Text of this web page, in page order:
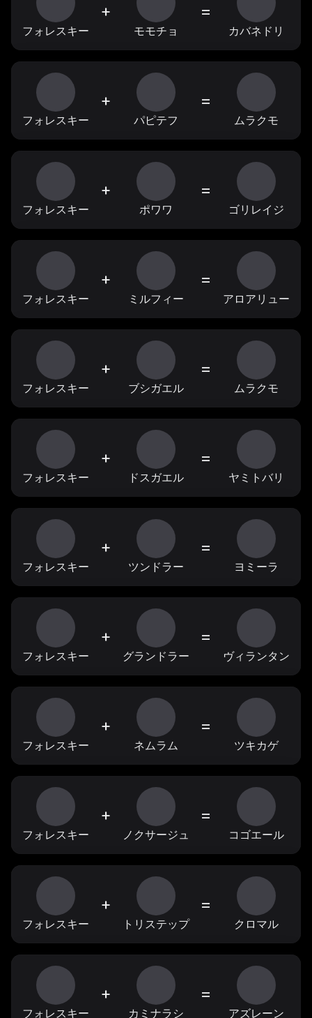
フォレスキー
+
モモチョ
=
カバネドリ
フォレスキー
+
パピテフ
=
ムラクモ
フォレスキー
+
ポワワ
=
ゴリレイジ
フォレスキー
+
ミルフィー
=
アロアリュー
フォレスキー
+
ブシガエル
=
ムラクモ
フォレスキー
+
ドスガエル
=
ヤミトバリ
フォレスキー
+
ツンドラー
=
ヨミーラ
フォレスキー
+
グランドラー
=
ヴィランタン
フォレスキー
+
ネムラム
=
ツキカゲ
フォレスキー
+
ノクサージュ
=
コゴエール
フォレスキー
+
トリステップ
=
クロマル
フォレスキー
+
カミナラシ
=
アズレーン